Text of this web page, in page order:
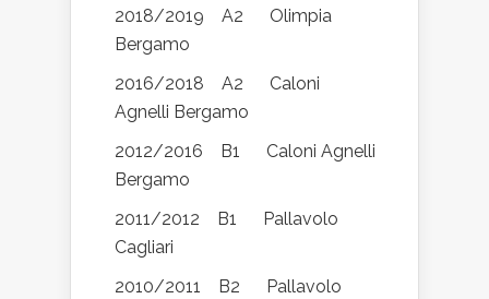
2018/2019 A2 Olimpia
Bergamo
2016/2018 A2 Caloni
Agnelli Bergamo
2012/2016 B1 Caloni Agnelli
Bergamo
2011/2012 B1 Pallavolo
Cagliari
2010/2011 B2 Pallavolo